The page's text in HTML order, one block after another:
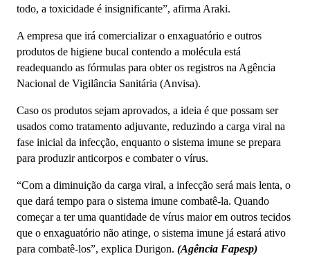
todo, a toxicidade é insignificante”, afirma Araki.
A empresa que irá comercializar o enxaguatório e outros
produtos de higiene bucal contendo a molécula está
readequando as fórmulas para obter os registros na Agência
Nacional de Vigilância Sanitária (Anvisa).
Caso os produtos sejam aprovados, a ideia é que possam ser
usados como tratamento adjuvante, reduzindo a carga viral na
fase inicial da infecção, enquanto o sistema imune se prepara
para produzir anticorpos e combater o vírus.
“Com a diminuição da carga viral, a infecção será mais lenta, o
que dará tempo para o sistema imune combatê-la. Quando
começar a ter uma quantidade de vírus maior em outros tecidos
que o enxaguatório não atinge, o sistema imune já estará ativo
para combatê-los”, explica Durigon. (Agência Fapesp)